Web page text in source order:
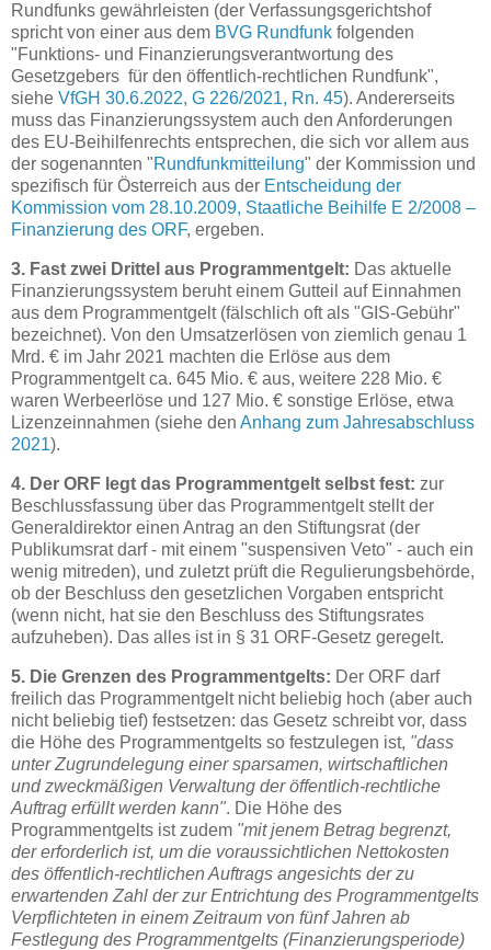
Rundfunks gewährleisten (der Verfassungsgerichtshof
spricht von einer aus dem BVG Rundfunk folgenden
"Funktions- und Finanzierungsverantwortung des
Gesetzgebers für den öffentlich-rechtlichen Rundfunk",
siehe VfGH 30.6.2022, G 226/2021, Rn. 45). Andererseits
muss das Finanzierungssystem auch den Anforderungen
des EU-Beihilfenrechts entsprechen, die sich vor allem aus
der sogenannten "Rundfunkmitteilung" der Kommission und
spezifisch für Österreich aus der Entscheidung der
Kommission vom 28.10.2009, Staatliche Beihilfe E 2/2008 –
Finanzierung des ORF, ergeben.
3. Fast zwei Drittel aus Programmentgelt: Das aktuelle
Finanzierungssystem beruht einem Gutteil auf Einnahmen
aus dem Programmentgelt (fälschlich oft als "GIS-Gebühr"
bezeichnet). Von den Umsatzerlösen von ziemlich genau 1
Mrd. € im Jahr 2021 machten die Erlöse aus dem
Programmentgelt ca. 645 Mio. € aus, weitere 228 Mio. €
waren Werbeerlöse und 127 Mio. € sonstige Erlöse, etwa
Lizenzeinnahmen (siehe den Anhang zum Jahresabschluss
2021).
4. Der ORF legt das Programmentgelt selbst fest: zur
Beschlussfassung über das Programmentgelt stellt der
Generaldirektor einen Antrag an den Stiftungsrat (der
Publikumsrat darf - mit einem "suspensiven Veto" - auch ein
wenig mitreden), und zuletzt prüft die Regulierungsbehörde,
ob der Beschluss den gesetzlichen Vorgaben entspricht
(wenn nicht, hat sie den Beschluss des Stiftungsrates
aufzuheben). Das alles ist in § 31 ORF-Gesetz geregelt.
5. Die Grenzen des Programmentgelts: Der ORF darf
freilich das Programmentgelt nicht beliebig hoch (aber auch
nicht beliebig tief) festsetzen: das Gesetz schreibt vor, dass
die Höhe des Programmentgelts so festzulegen ist, "dass
unter Zugrundelegung einer sparsamen, wirtschaftlichen
und zweckmäßigen Verwaltung der öffentlich-rechtliche
Auftrag erfüllt werden kann". Die Höhe des
Programmentgelts ist zudem "mit jenem Betrag begrenzt,
der erforderlich ist, um die voraussichtlichen Nettokosten
des öffentlich-rechtlichen Auftrags angesichts der zu
erwartenden Zahl der zur Entrichtung des Programmentgelts
Verpflichteten in einem Zeitraum von fünf Jahren ab
Festlegung des Programmentgelts (Finanzierungsperiode)